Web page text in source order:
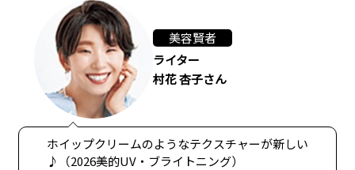
美容賢者
ライター
村花 杏子さん
ホイップクリームのようなテクスチャーが新しい
♪（2026美的UV・ブライトニング）